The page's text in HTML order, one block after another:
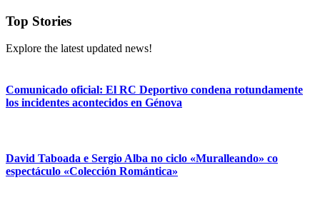
Top Stories
Explore the latest updated news!
Comunicado oficial: El RC Deportivo condena rotundamente
los incidentes acontecidos en Génova
David Taboada e Sergio Alba no ciclo «Muralleando» co
espectáculo «Colección Romántica»